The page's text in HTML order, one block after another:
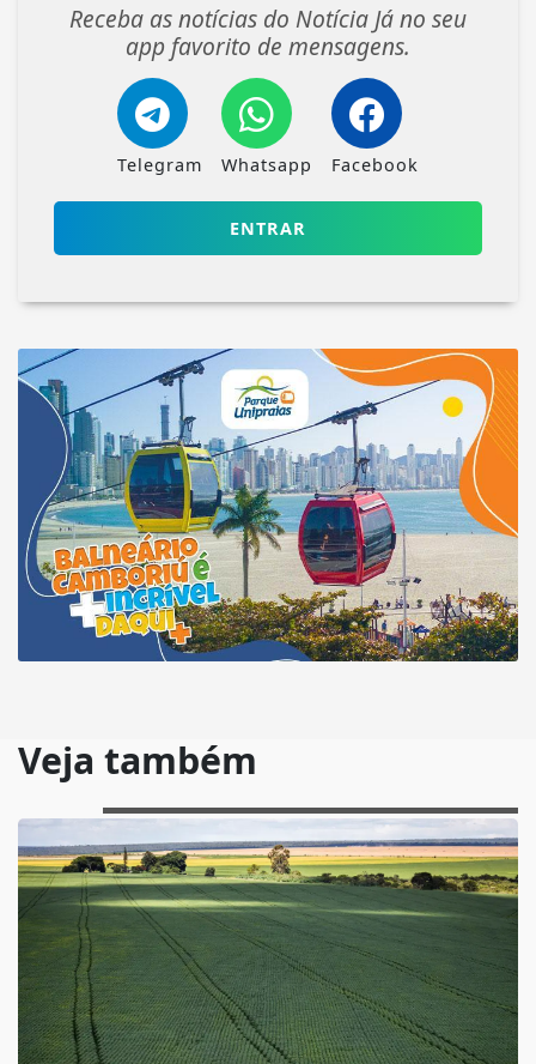
Receba as notícias do Notícia Já no seu
app favorito de mensagens.
Telegram Whatsapp Facebook
ENTRAR
Veja também